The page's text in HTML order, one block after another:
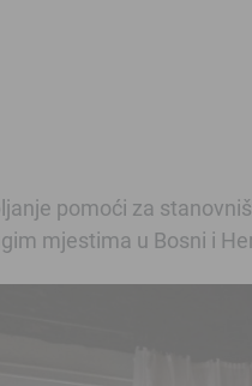
pomoći za
mjestima u Bosni i